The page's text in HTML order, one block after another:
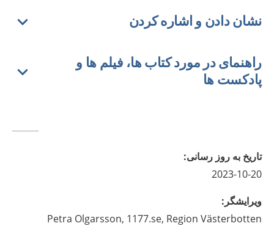
نشان دادن و اشاره کردن
راهنمای در مورد کتاب ها، فیلم ها و
پادکست ها
تاريخ به روز رسانى:
2023-10-20
ويرايشگر :
Petra Olgarsson, 1177.se, Region Västerbotten